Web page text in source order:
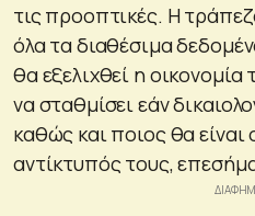
τις προοπτικές. Η
όλα τα διαθέσιμα
θα εξελιχθεί η
να σταθμίσει εάν
καθώς και ποιος θα
αντίκτυπός τους,